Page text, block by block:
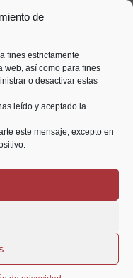
de
fines estrictamente
web, así como para fines
o desactivar estas
leído y aceptado la
este mensaje, excepto en